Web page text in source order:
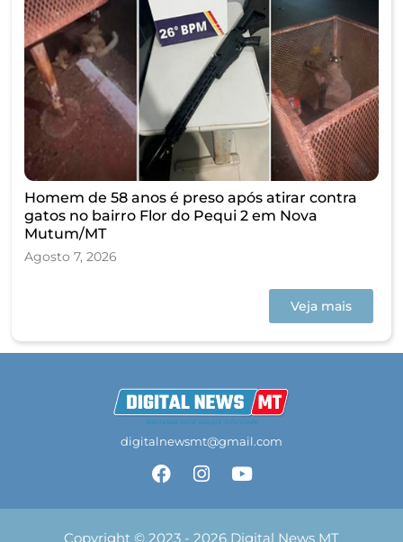
Homem de 58 anos é preso após atirar contra
gatos no bairro Flor do Pequi 2 em Nova
Mutum/MT
Agosto 7, 2026
Veja mais
digitalnewsmt@gmail.com
Copyright © 2023 - 2026 Digital News MT